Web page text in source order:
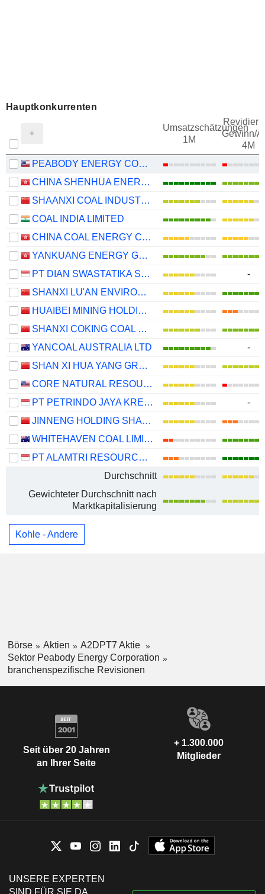
Hauptkonkurrenten
Umsatzschätzungen
1M
Gewinn/
4M
PEABODY ENERGY CORPORATION
CHINA SHENHUA ENERGY COMPANY LIMITED
SHAANXI COAL INDUSTRY COMPANY LIMITED
COAL INDIA LIMITED
CHINA COAL ENERGY COMPANY LIMITED
YANKUANG ENERGY GROUP COMPANY LIMITED
PT DIAN SWASTATIKA SENTOSA TBK
-
SHANXI LU'AN ENVIRONMENTAL ENERGY DEVELOPMENT CO., LTD.
HUAIBEI MINING HOLDINGS CO.,LTD.
SHANXI COKING COAL ENERGY GROUP CO., LTD.
YANCOAL AUSTRALIA LTD
-
SHAN XI HUA YANG GROUP NEW ENERGY CO.,LTD.
CORE NATURAL RESOURCES, INC.
PT PETRINDO JAYA KREASI TBK
-
JINNENG HOLDING SHANXI COAL INDUSTRY CO.,LTD.
WHITEHAVEN COAL LIMITED
PT ALAMTRI RESOURCES INDONESIA TBK
Durchschnitt
Gewichteter Durchschnitt nach
Marktkapitalisierung
Kohle - Andere
Börse Aktien
A2DPT7 Aktie
Sektor Peabody Energy Corporation
branchenspezifische Revisionen
Seit über 20 Jahren
an Ihrer Seite
+ 1.300.000
Mitglieder
UNSERE EXPERTEN
SIND FÜR SIE DA